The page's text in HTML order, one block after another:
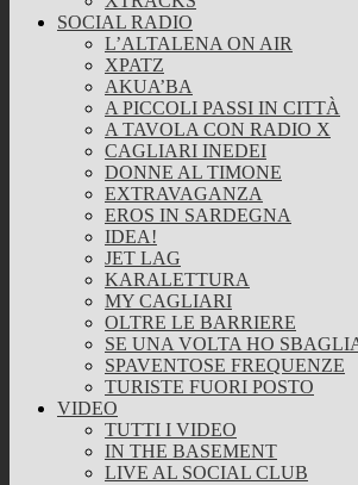
SOCIAL RADIO
L’ALTALENA ON AIR
XPATZ
AKUA’BA
A PICCOLI PASSI IN CITTÀ
A TAVOLA CON RADIO X
CAGLIARI INEDEI
DONNE AL TIMONE
EXTRAVAGANZA
EROS IN SARDEGNA
IDEA!
JET LAG
KARALETTURA
MY CAGLIARI
OLTRE LE BARRIERE
SE UNA VOLTA HO
SPAVENTOSE FREQUENZE
TURISTE FUORI POSTO
VIDEO
TUTTI I VIDEO
IN THE BASEMENT
LIVE AL SOCIAL CLUB